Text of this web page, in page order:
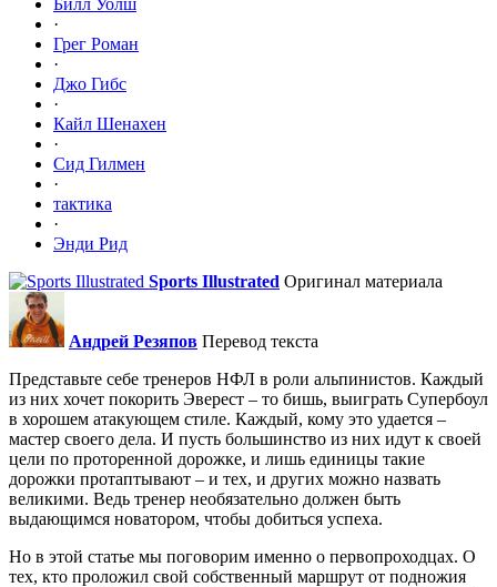
·
Грег Роман
·
Джо Гибс
·
Кайл Шенахен
·
Сид Гилмен
·
тактика
·
Энди Рид
Sports Illustrated Оригинал материала
Андрей Резяпов Перевод текста
Представьте себе тренеров НФЛ в роли альпинистов. Каждый
из них хочет покорить Эверест – то бишь, выиграть Супербоул
в хорошем атакующем стиле. Каждый, кому это удается –
мастер своего дела. И пусть большинство из них идут к своей
цели по проторенной дорожке, и лишь единицы такие
дорожки протаптывают – и тех, и других можно назвать
великими. Ведь тренер необязательно должен быть
выдающимся новатором, чтобы добиться успеха.
Но в этой статье мы поговорим именно о первопроходцах. О
тех, кто проложил свой собственный маршрут от подножия